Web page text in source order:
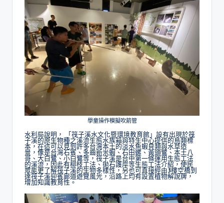
學童操作模擬吹箭管
水利局說明， 「筏子溪水文化暨環境教育館」設有出現於筏
子溪的原生物種之溪流生態水族箱與特生中心提供的鳥類標
本，在這可以見到許多台灣本土的淡水魚蝦貝類與水草造
景，像是台灣石賓、多齒新米蝦、石田螺、黃頭鷺、本土八
哥、大白鷺、小白鷺等，筏子溪是台中第一條運用生態工法
的溪流，因此有柳枝工法、拋石護岸等生態工法介紹，使民
眾能更了解筏子溪的生物多樣性，另也可直接經由3樓空橋到
達筏子溪迎賓廊道遊覽風光，沿路上均有設置植物解說牌，
增加知識教育性。